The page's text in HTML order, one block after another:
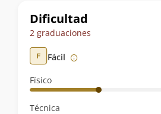
ruta
Dificultad
2 graduaciones
Fácil
Físico
Técnica